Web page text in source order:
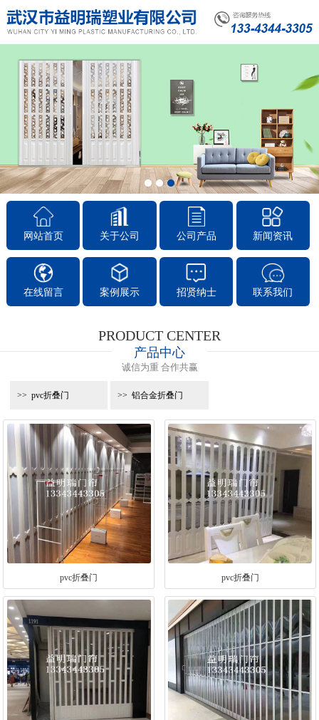
1 2 3
网站首页 关于公司 公司产品 新闻资讯
在线留言 案例展示 招贤纳士 联系我们
PRODUCT CENTER
产品中心
诚信为重 合作共赢
pvc折叠门 铝合金折叠门
pvc折叠门 pvc折叠门